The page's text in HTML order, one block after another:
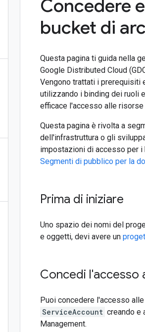
Concedere
bucket di
Questa pagina ti guida nella
Google Distributed Cloud
Vengono trattati i prerequisiti
utilizzando i binding dei ruoli
efficace l'accesso alle
Questa pagina è rivolta a
dell'infrastruttura o gli
impostazioni di accesso per i
Segmenti di pubblico per la
Prima di iniziare
Uno spazio dei nomi del
e oggetti, devi avere un
Concedi l'accesso
Puoi concedere l'accesso
ServiceAccount creando e
Management.